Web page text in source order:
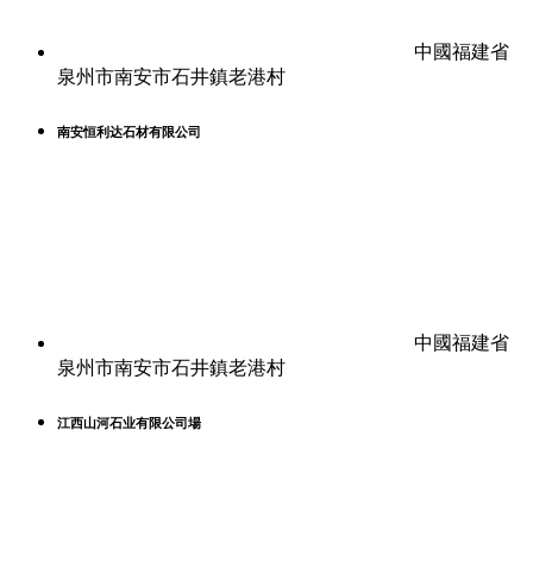
中國福建省
泉州市南安市石井鎮老港村
南安恒利达石材有限公司
中國福建省
泉州市南安市石井鎮老港村
江西山河石业有限公司場